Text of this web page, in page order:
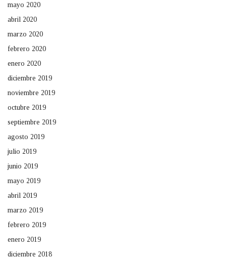
mayo 2020
abril 2020
marzo 2020
febrero 2020
enero 2020
diciembre 2019
noviembre 2019
octubre 2019
septiembre 2019
agosto 2019
julio 2019
junio 2019
mayo 2019
abril 2019
marzo 2019
febrero 2019
enero 2019
diciembre 2018